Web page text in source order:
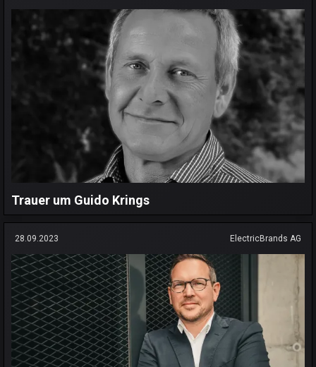
Trauer um Guido Krings
28.09.2023 ElectricBrands AG